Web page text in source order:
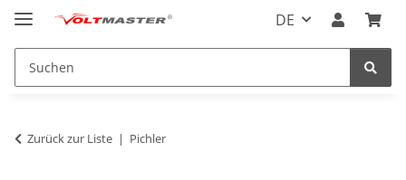
DE
Zurück zur Liste Pichler